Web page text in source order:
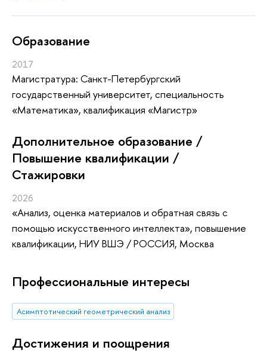
Oбразование
2017
Магистратура: Санкт-Петербургский
государственный университет, специальность
«Математика», квалификация «Магистр»
Дополнительное образование /
Повышение квалификации /
Стажировки
2026
«Анализ, оценка материалов и обратная связь с
помощью искусственного интеллекта», повышение
квалификации, НИУ ВШЭ / РОССИЯ, Москва
Профессиональные интересы
Асимптотический геометрический анализ
Достижения и поощрения